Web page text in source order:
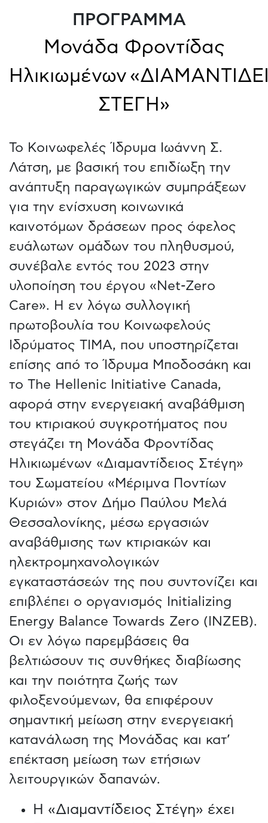
ΠΡΟΓΡΑΜΜΑ
Μονάδα Φροντίδας
Ηλικιωμένων
ΣΤΕΓΗ»
Το Κοινωφελές Ίδρυμα Ιωάννη Σ.
Λάτση, με βασική του επιδίωξη την
ανάπτυξη παραγωγικών συμπράξεων
για την ενίσχυση κοινωνικά
καινοτόμων δράσεων προς όφελος
ευάλωτων ομάδων του πληθυσμού,
συνέβαλε εντός του 2023 στην
υλοποίηση του έργου «Net-Zero
Care». Η εν λόγω συλλογική
πρωτοβουλία του Κοινωφελούς
Ιδρύματος ΤΙΜΑ, που υποστηρίζεται
επίσης από το Ίδρυμα Μποδοσάκη και
το The Hellenic Initiative Canada,
αφορά στην ενεργειακή αναβάθμιση
του κτιριακού συγκροτήματος που
στεγάζει τη Μονάδα Φροντίδας
Ηλικιωμένων «Διαμαντίδειος Στέγη»
του Σωματείου «Μέριμνα Ποντίων
Κυριών» στον Δήμο Παύλου Μελά
Θεσσαλονίκης, μέσω εργασιών
αναβάθμισης των κτιριακών και
ηλεκτρομηχανολογικών
εγκαταστάσεών της που συντονίζει και
επιβλέπει ο οργανισμός Initializing
Energy Balance Towards Zero (INZEB).
Οι εν λόγω παρεμβάσεις θα
βελτιώσουν τις συνθήκες διαβίωσης
και την ποιότητα ζωής των
φιλοξενούμενων, θα επιφέρουν
σημαντική μείωση στην ενεργειακή
κατανάλωση της Μονάδας και κατ’
επέκταση μείωση των ετήσιων
λειτουργικών δαπανών.
H «Διαμαντίδειος Στέγη» έχει